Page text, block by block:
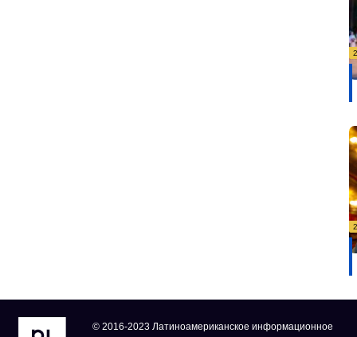
© 2016-2023 Латиноамериканское информационное